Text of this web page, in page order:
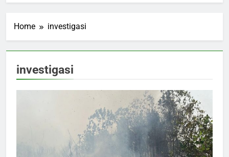
Home investigasi
investigasi